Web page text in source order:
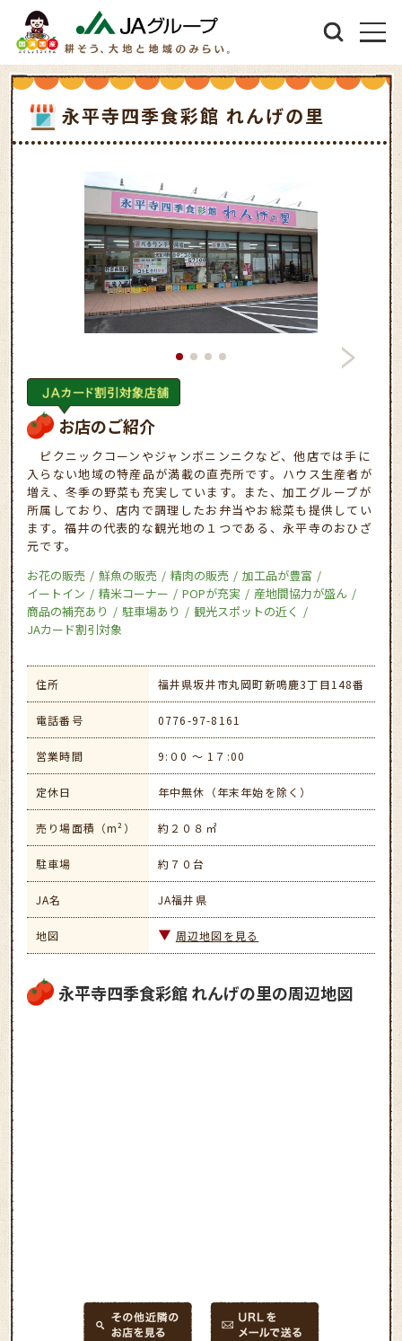
永平寺四季食彩館 れんげの里
お店のご紹介
ピクニックコーンやジャンボニンニクなど、他店では手に
入らない地域の特産品が満載の直売所です。ハウス生産者が
増え、冬季の野菜も充実しています。また、加工グループが
所属しており、店内で調理したお弁当やお総菜も提供してい
ます。福井の代表的な観光地の１つである、永平寺のおひざ
元です。
お花の販売
鮮魚の販売 精肉の販売
加工品が豊富
イートイン
精米コーナー POPが充実
産地間協力が盛ん
商品の補充あり
駐車場あり
観光スポットの近く
JAカード割引対象
住所 福井県坂井市丸岡町新鳴鹿3丁目148番
電話番号 0776-97-8161
営業時間 9:０0 ～ 1７:00
定休日 年中無休（年末年始を除く）
売り場面積（m²） 約２０８㎡
駐車場 約７０台
JA名 JA福井県
地図 周辺地図を見る
永平寺四季食彩館 れんげの里の周辺地図